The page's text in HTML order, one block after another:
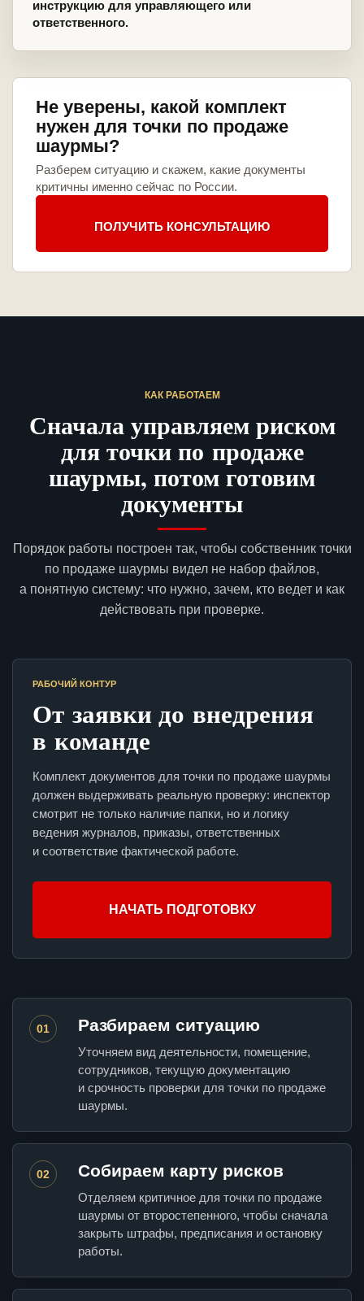
инструкцию для управляющего или
ответственного.
Не уверены, какой комплект
нужен для точки по продаже
шаурмы?
Разберем ситуацию и скажем, какие документы
критичны именно сейчас по России.
ПОЛУЧИТЬ КОНСУЛЬТАЦИЮ
КАК РАБОТАЕМ
Сначала управляем риском
для точки по продаже
шаурмы, потом готовим
документы
Порядок работы построен так, чтобы собственник точки
по продаже шаурмы видел не набор файлов,
а понятную систему: что нужно, зачем, кто ведет и как
действовать при проверке.
РАБОЧИЙ КОНТУР
От заявки до внедрения
в команде
Комплект документов для точки по продаже шаурмы
должен выдерживать реальную проверку: инспектор
смотрит не только наличие папки, но и логику
ведения журналов, приказы, ответственных
и соответствие фактической работе.
НАЧАТЬ ПОДГОТОВКУ
01 Разбираем ситуацию
Уточняем вид деятельности, помещение,
сотрудников, текущую документацию
и срочность проверки для точки по продаже
шаурмы.
02 Собираем карту рисков
Отделяем критичное для точки по продаже
шаурмы от второстепенного, чтобы сначала
закрыть штрафы, предписания и остановку
работы.